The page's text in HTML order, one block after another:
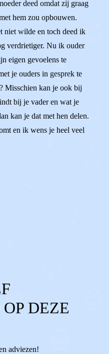
deed omdat zij graag
hem zou opbouwen.
niet wilde en toch deed ik
verdrietiger. Nu ik ouder
eigen gevoelens te
je ouders in gesprek te
Misschien kan je ook bij
bij je vader en wat je
kan je dat met hen delen.
en ik wens je heel veel
DEZE
adviezen!